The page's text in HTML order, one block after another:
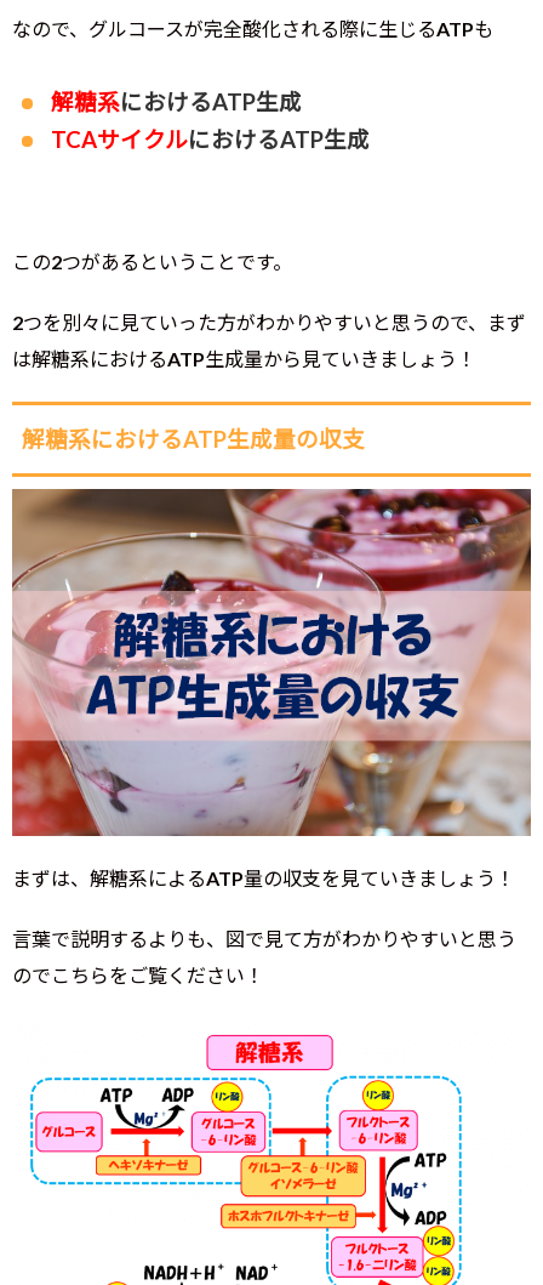
なので、グルコースが完全酸化される際に生じるATPも
解糖系におけるATP生成
TCAサイクルにおけるATP生成
この2つがあるということです。
2つを別々に見ていった方がわかりやすいと思うので、まず
は解糖系におけるATP生成量から見ていきましょう！
解糖系におけるATP生成量の収支
まずは、解糖系によるATP量の収支を見ていきましょう！
言葉で説明するよりも、図で見て方がわかりやすいと思う
のでこちらをご覧ください！